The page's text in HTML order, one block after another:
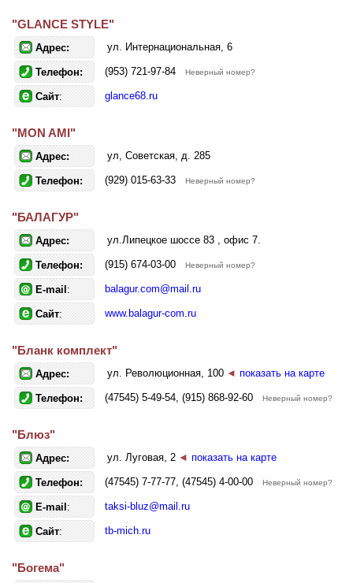
"GLANCE STYLE"
Адрес: ул. Интернациональная, 6
Телефон: (953) 721-97-84 Неверный номер?
Сайт: glance68.ru
"MON AMI"
Адрес: ул, Советская, д. 285
Телефон: (929) 015-63-33 Неверный номер?
"БАЛАГУР"
Адрес: ул.Липецкое шоссе 83 , офис 7.
Телефон: (915) 674-03-00 Неверный номер?
E-mail : balagur.com@mail.ru
Сайт: www.balagur-com.ru
"Бланк комплект"
Адрес: ул. Революционная, 100 ◄ показать на карте
Телефон: (47545) 5-49-54, (915) 868-92-60 Неверный номер?
"Блюз"
Адрес: ул. Луговая, 2 ◄ показать на карте
Телефон: (47545) 7-77-77, (47545) 4-00-00 Неверный номер?
E-mail : taksi-bluz@mail.ru
Сайт: tb-mich.ru
"Богема"